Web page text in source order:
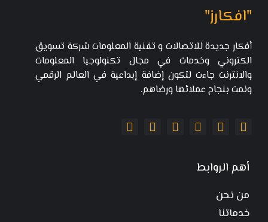
"افكارز"
أفكار جديدة للاتصالات و تقنية المعلومات شركة تسويق
الكتروني وخدمات في مجال تكنولوجيا المعلومات
والانترنت جاءت لتكون إضافة إبداعية في العالم الرقمي
ونمت بنجاح عملائها ورضاهم.
أهم الروابط
من نحن
خدماتنا